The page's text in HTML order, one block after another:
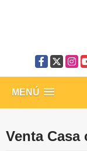
Facebook
X
MENÚ
Venta